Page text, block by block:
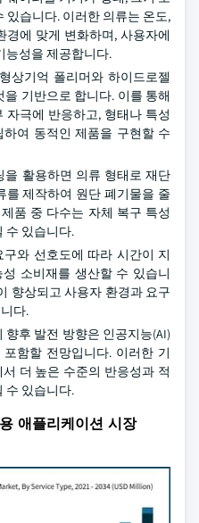
있습니다. 이러한 의류는 온도,
에 맞게 변화하며, 사용자에
능성을 제공합니다.
상기억 폴리머와 하이드로젤
을 기반으로 합니다. 이를 통해
자극에 반응하고, 형태나 특성
여 동적인 제품을 구현할 수
을 활용하면 의류 형태로 재단
제작하여 원단 폐기물을 줄
품 중 다수는 자체 복구 특성
수 있습니다.
와 선호도에 따라 시간이 지
소비재를 생산할 수 있습니
향상되고 사용자 환경과 요구
다.
후 발전 방향은 인공지능(AI)
함할 전망입니다. 이러한 기
더 높은 수준의 반응성과 적
수 있습니다.
애플리케이션 시장